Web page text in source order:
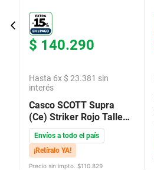
$ 140.290
Hasta 6x $ 23.381 sin
interés
Casco SCOTT Supra
(Ce) Striker Rojo Talle
Unico
Envíos a todo el país
¡Retíralo YA!
Precio sin impto. $110.829